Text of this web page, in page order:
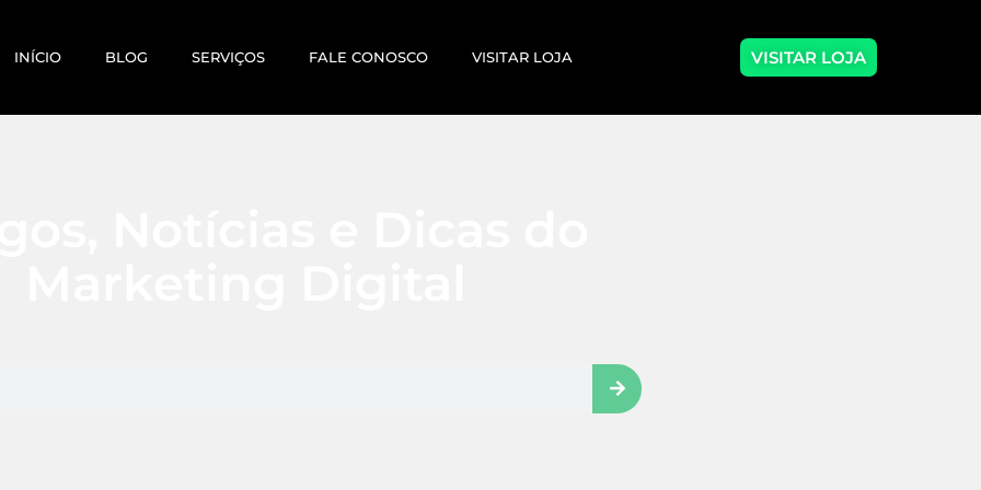
INÍCIO BLOG SERVIÇOS FALE CONOSCO VISITAR LOJA VISITAR LOJA